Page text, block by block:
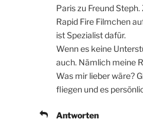
Paris zu Freund
Rapid Fire Filmchen
ist Spezialist dafür.
Wenn es keine
auch. Nämlich meine
Was mir lieber wäre?
fliegen und es
Antworten